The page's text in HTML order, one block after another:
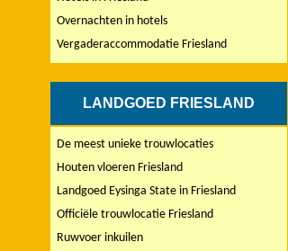
Overnachten in hotels
Vergaderaccommodatie Friesland
LANDGOED FRIESLAND
De meest unieke trouwlocaties
Houten vloeren Friesland
Landgoed Eysinga State in Friesland
Officiële trouwlocatie Friesland
Ruwvoer inkuilen